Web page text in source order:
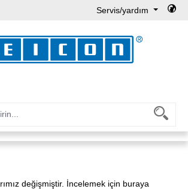
Servis/yardım
değişmiştir. İncelemek için buraya